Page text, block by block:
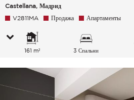
Castellana, Мадрид
V2811MA Продажа Апартаменты
161 m² 3 Спальни